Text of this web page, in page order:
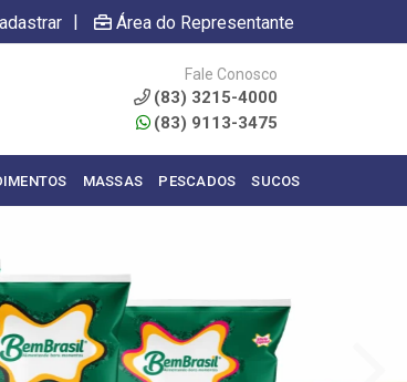
| Área do Representante
Fale Conosco
(83) 3215-4000
(83) 9113-3475
MASSAS PESCADOS SUCOS